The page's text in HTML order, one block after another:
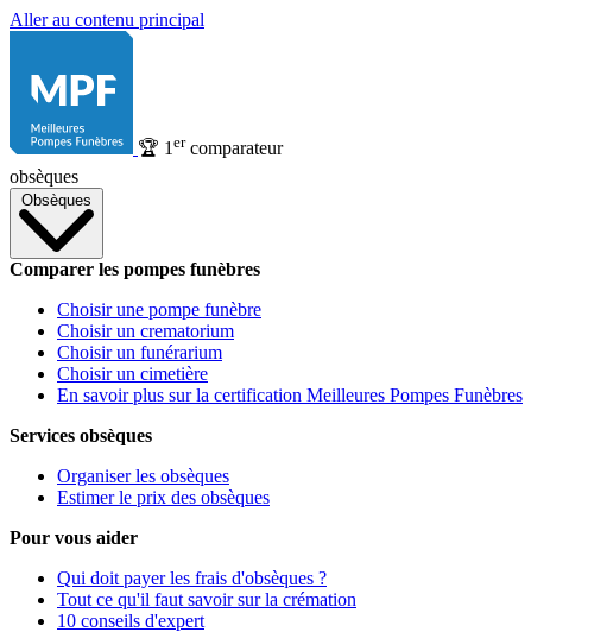
Aller au contenu principal
🏆 1 ercomparateur
obsèques
Obsèques
Comparer les pompes funèbres
Choisir une pompe funèbre
Choisir un crematorium
Choisir un funérarium
Choisir un cimetière
En savoir plus sur la certification Meilleures Pompes Funèbres
Services obsèques
Organiser les obsèques
Estimer le prix des obsèques
Pour vous aider
Qui doit payer les frais d'obsèques ?
Tout ce qu'il faut savoir sur la crémation
10 conseils d'expert